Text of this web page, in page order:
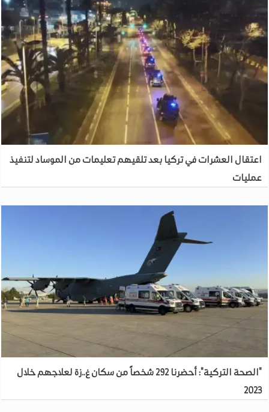
اعتقال العشرات في تركيا بعد تلقيهم تعليمات من الموساد لتنفيذ
عمليات
"الصحة التركية": أحضرنا 292 شخصاً من سكان غ..زة لعلاجهم خلال
2023